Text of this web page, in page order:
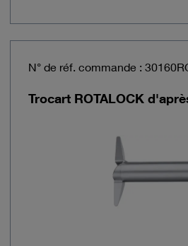
N° de réf. commande :
Trocart ROTALOCK